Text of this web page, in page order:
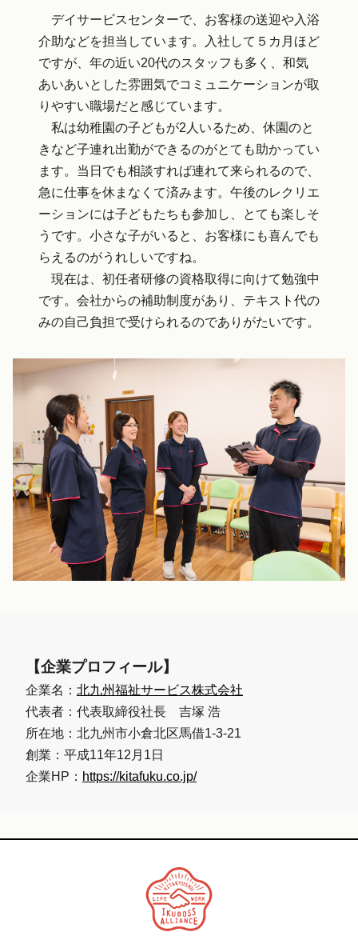
デイサービスセンターで、お客様の送迎や入浴
介助などを担当しています。入社して５カ月ほど
ですが、年の近い20代のスタッフも多く、和気
あいあいとした雰囲気でコミュニケーションが取
りやすい職場だと感じています。
私は幼稚園の子どもが2人いるため、休園のと
きなど子連れ出勤ができるのがとても助かってい
ます。当日でも相談すれば連れて来られるので、
急に仕事を休まなくて済みます。午後のレクリエ
ーションには子どもたちも参加し、とても楽しそ
うです。小さな子がいると、お客様にも喜んでも
らえるのがうれしいですね。
現在は、初任者研修の資格取得に向けて勉強中
です。会社からの補助制度があり、テキスト代の
みの自己負担で受けられるのでありがたいです。
【企業プロフィール】
企業名： 北九州福祉サービス株式会社
代表者：代表取締役社長 吉塚 浩
所在地：北九州市小倉北区馬借1-3-21
創業：平成11年12月1日
企業HP： https://kitafuku.co.jp/